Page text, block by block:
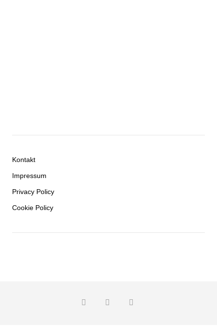
Kontakt
Impressum
Privacy Policy
Cookie Policy